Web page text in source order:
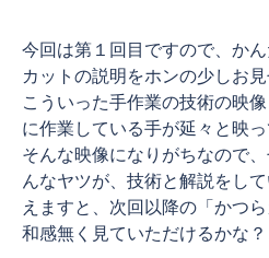
今回は第１回目ですので、か
カットの説明をホンの少しお見
こういった手作業の技術の映
に作業している手が延々と映っ
そんな映像になりがちなので
んなヤツが、技術と解説をし
えますと、次回以降の「かつ
和感無く見ていただけるかな？